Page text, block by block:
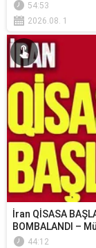
54:53
2026.08. 1
İran QİSASA
BOMBALANDI –
44:12